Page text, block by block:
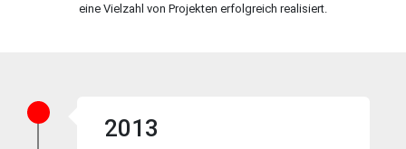
eine Vielzahl von Projekten erfolgreich realisiert.
2013